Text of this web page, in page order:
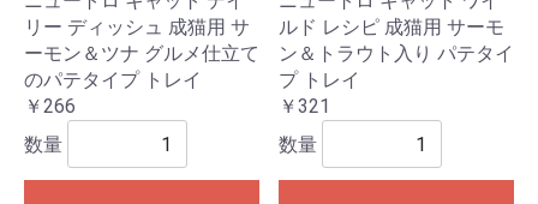
リー ディッシュ 成猫用 サ
ーモン＆ツナ グルメ仕立て
のパテタイプ トレイ
￥266
数量
ルド レシピ 成猫用 サーモ
ン＆トラウト入り パテタイ
プ トレイ
￥321
数量